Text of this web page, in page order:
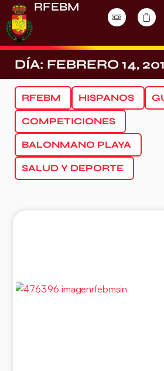
RFEBM
DÍA: FEBRERO 14,
RFEBM HISPANOS
COMPETICIONES
BALONMANO PLAYA
SALUD Y DEPORTE